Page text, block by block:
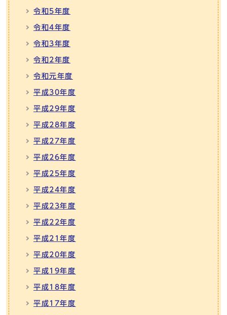
令和5年度
令和4年度
令和3年度
令和2年度
令和元年度
平成30年度
平成29年度
平成28年度
平成27年度
平成26年度
平成25年度
平成24年度
平成23年度
平成22年度
平成21年度
平成20年度
平成19年度
平成18年度
平成17年度